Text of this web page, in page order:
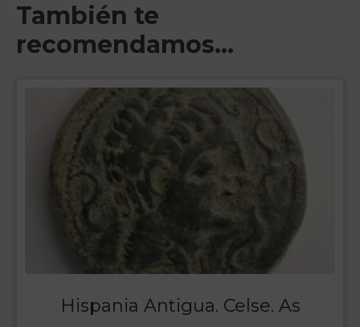
También te
recomendamos…
Hispania Antigua. Celse. As